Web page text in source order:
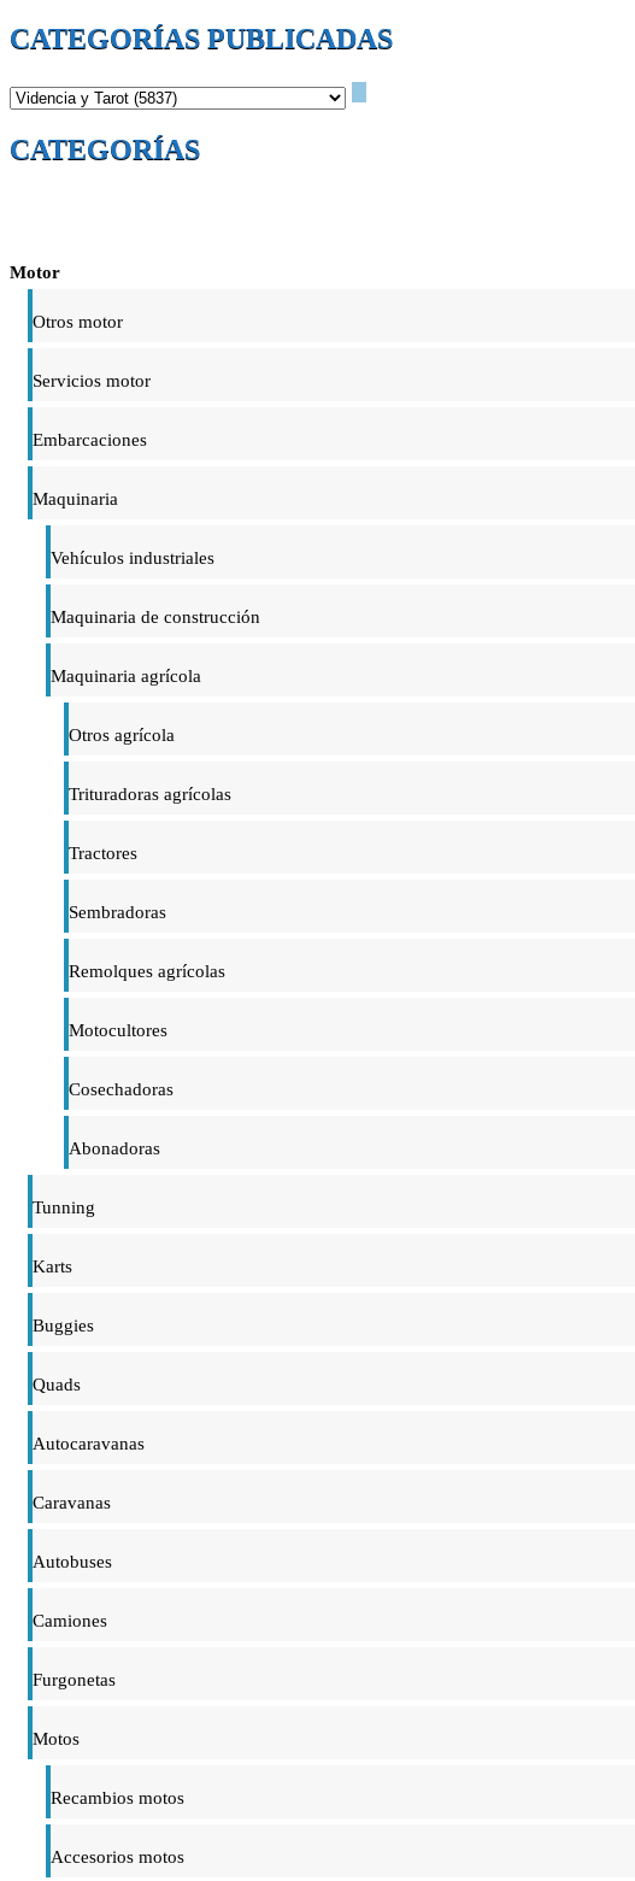
CATEGORÍAS PUBLICADAS
CATEGORÍAS
Motor
Otros motor
Servicios motor
Embarcaciones
Maquinaria
Vehículos industriales
Maquinaria de construcción
Maquinaria agrícola
Otros agrícola
Trituradoras agrícolas
Tractores
Sembradoras
Remolques agrícolas
Motocultores
Cosechadoras
Abonadoras
Tunning
Karts
Buggies
Quads
Autocaravanas
Caravanas
Autobuses
Camiones
Furgonetas
Motos
Recambios motos
Accesorios motos